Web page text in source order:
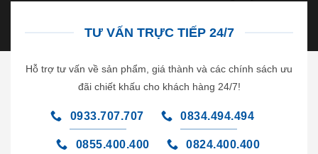
TƯ VẤN TRỰC TIẾP 24/7
Hỗ trợ tư vấn về sản phẩm, giá thành và các chính sách ưu
đãi chiết khấu cho khách hàng 24/7!
0933.707.707 0834.494.494
0855.400.400 0824.400.400